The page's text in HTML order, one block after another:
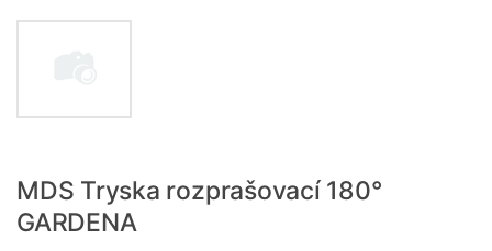
MDS Tryska rozprašovací 180°
GARDENA